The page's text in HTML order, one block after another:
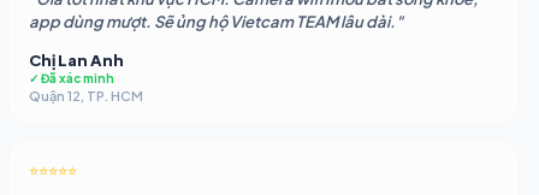
app dùng mượt. Sẽ ủng hộ Vietcam TEAM lâu dài."
Chị Lan Anh
✓ Đã xác minh
Quận 12, TP. HCM
⭐⭐⭐⭐⭐